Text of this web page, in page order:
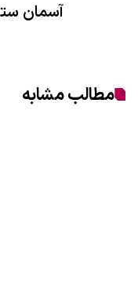
آسمان
مطالب مشابه